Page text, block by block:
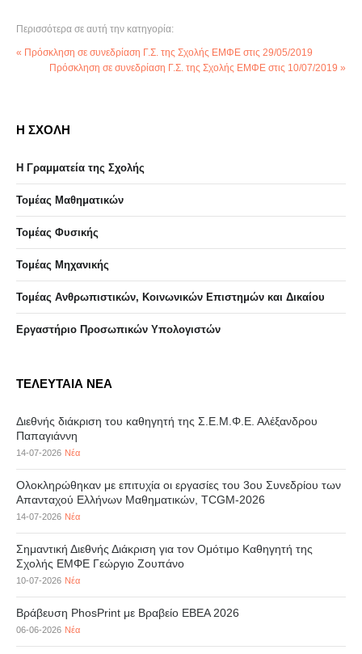
Περισσότερα σε αυτή την κατηγορία:
« Πρόσκληση σε συνεδρίαση Γ.Σ. της Σχολής ΕΜΦΕ στις 29/05/2019
Πρόσκληση σε συνεδρίαση Γ.Σ. της Σχολής ΕΜΦΕ στις 10/07/2019 »
Η ΣΧΟΛΗ
Η Γραμματεία της Σχολής
Τομέας Μαθηματικών
Τομέας Φυσικής
Τομέας Μηχανικής
Τομέας Ανθρωπιστικών, Κοινωνικών Επιστημών και Δικαίου
Eργαστήριo Προσωπικών Υπολογιστών
ΤΕΛΕΥΤΑΙΑ ΝΕΑ
Διεθνής διάκριση του καθηγητή της Σ.Ε.Μ.Φ.Ε. Αλέξανδρου
Παπαγιάννη
14-07-2026 Νέα
Ολοκληρώθηκαν με επιτυχία οι εργασίες του 3ου Συνεδρίου των
Απανταχού Ελλήνων Μαθηματικών, TCGM-2026
14-07-2026 Νέα
Σημαντική Διεθνής Διάκριση για τον Ομότιμο Καθηγητή της
Σχολής ΕΜΦΕ Γεώργιο Ζουπάνο
10-07-2026 Νέα
Βράβευση PhosPrint με Βραβείο ΕΒΕΑ 2026
06-06-2026 Νέα